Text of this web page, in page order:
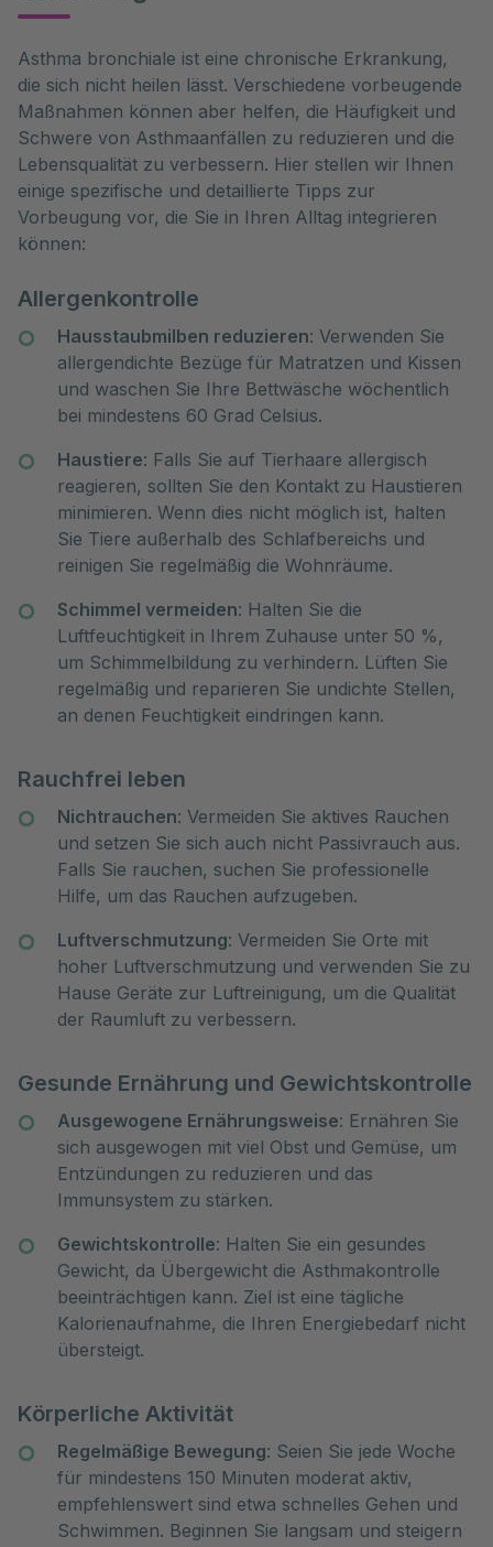
Asthma bronchiale ist eine chronische Erkrankung,
die sich nicht heilen lässt. Verschiedene vorbeugende
Maßnahmen können aber helfen, die Häufigkeit und
Schwere von Asthmaanfällen zu reduzieren und die
Lebensqualität zu verbessern. Hier stellen wir Ihnen
einige spezifische und detaillierte Tipps zur
Vorbeugung vor, die Sie in Ihren Alltag integrieren
können:
Allergenkontrolle
Hausstaubmilben reduzieren: Verwenden Sie
allergendichte Bezüge für Matratzen und Kissen
und waschen Sie Ihre Bettwäsche wöchentlich
bei mindestens 60 Grad Celsius.
Haustiere: Falls Sie auf Tierhaare allergisch
reagieren, sollten Sie den Kontakt zu Haustieren
minimieren. Wenn dies nicht möglich ist, halten
Sie Tiere außerhalb des Schlafbereichs und
reinigen Sie regelmäßig die Wohnräume.
Schimmel vermeiden: Halten Sie die
Luftfeuchtigkeit in Ihrem Zuhause unter 50 %,
um Schimmelbildung zu verhindern. Lüften Sie
regelmäßig und reparieren Sie undichte Stellen,
an denen Feuchtigkeit eindringen kann.
Rauchfrei leben
Nichtrauchen: Vermeiden Sie aktives Rauchen
und setzen Sie sich auch nicht Passivrauch aus.
Falls Sie rauchen, suchen Sie professionelle
Hilfe, um das Rauchen aufzugeben.
Luftverschmutzung: Vermeiden Sie Orte mit
hoher Luftverschmutzung und verwenden Sie zu
Hause Geräte zur Luftreinigung, um die Qualität
der Raumluft zu verbessern.
Gesunde Ernährung und Gewichtskontrolle
Ausgewogene Ernährungsweise: Ernähren Sie
sich ausgewogen mit viel Obst und Gemüse, um
Entzündungen zu reduzieren und das
Immunsystem zu stärken.
Gewichtskontrolle: Halten Sie ein gesundes
Gewicht, da Übergewicht die Asthmakontrolle
beeinträchtigen kann. Ziel ist eine tägliche
Kalorienaufnahme, die Ihren Energiebedarf nicht
übersteigt.
Körperliche Aktivität
Regelmäßige Bewegung: Seien Sie jede Woche
für mindestens 150 Minuten moderat aktiv,
empfehlenswert sind etwa schnelles Gehen und
Schwimmen. Beginnen Sie langsam und steigern